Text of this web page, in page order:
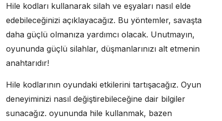
Hile kodları kullanarak silah ve eşyaları nasıl elde
edebileceğinizi açıklayacağız. Bu yöntemler, savaşta
daha güçlü olmanıza yardımcı olacak. Unutmayın,
oyununda güçlü silahlar, düşmanlarınızı alt etmenin
anahtarıdır!
Hile kodlarının oyundaki etkilerini tartışacağız. Oyun
deneyiminizi nasıl değiştirebileceğine dair bilgiler
sunacağız. oyununda hile kullanmak, bazen